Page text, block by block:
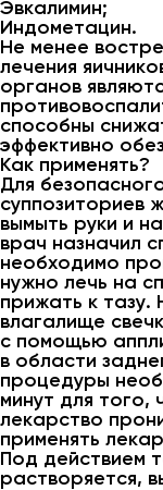
Эвкалимин;
Индометацин.
Не менее
лечения
органов
способны
эффективно
Как применять?
Для
суппозиториев
вымыть руки и
врач назначил
необходимо
нужно лечь на
прижать к тазу.
влагалище
с помощью
в области
процедуры
минут для того,
лекарство
применять
Под действием
растворяется,